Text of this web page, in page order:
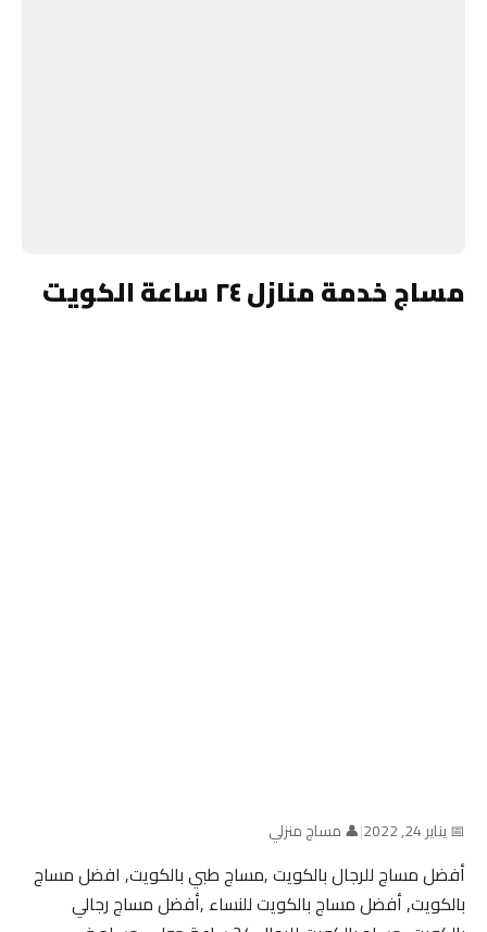
مساج خدمة منازل ٢٤ ساعة الكويت
📅 يناير 24, 2022 |👤 مساج منزلي
أفضل مساج للرجال بالكويت ,مساج طبي بالكويت, افضل مساج
بالكويت, أفضل مساج بالكويت للنساء ,أفضل مساج رجالي